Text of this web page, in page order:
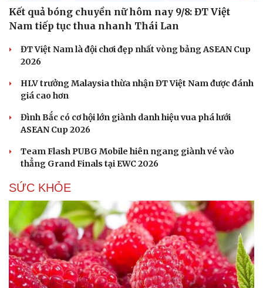
Kết quả bóng chuyền nữ hôm nay 9/8: ĐT Việt
Nam tiếp tục thua nhanh Thái Lan
ĐT Việt Nam là đội chơi đẹp nhất vòng bảng ASEAN Cup
2026
HLV trưởng Malaysia thừa nhận ĐT Việt Nam được đánh
giá cao hơn
Đình Bắc có cơ hội lớn giành danh hiệu vua phá lưới
ASEAN Cup 2026
Team Flash PUBG Mobile hiên ngang giành vé vào
thẳng Grand Finals tại EWC 2026
SỨC KHỎE